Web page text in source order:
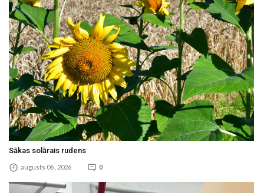
Sākas solārais rudens
augusts 06 , 2026 0